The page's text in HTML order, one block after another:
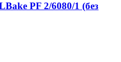
PF 2/6080/1 (без